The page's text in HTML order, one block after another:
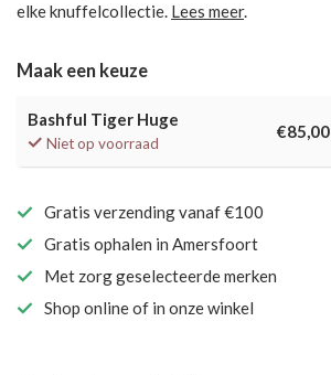
elke knuffelcollectie. Lees meer.
Maak een keuze
Bashful Tiger Huge
Niet op voorraad
€85,00
Gratis verzending vanaf €100
Gratis ophalen in Amersfoort
Met zorg geselecteerde merken
Shop online of in onze winkel